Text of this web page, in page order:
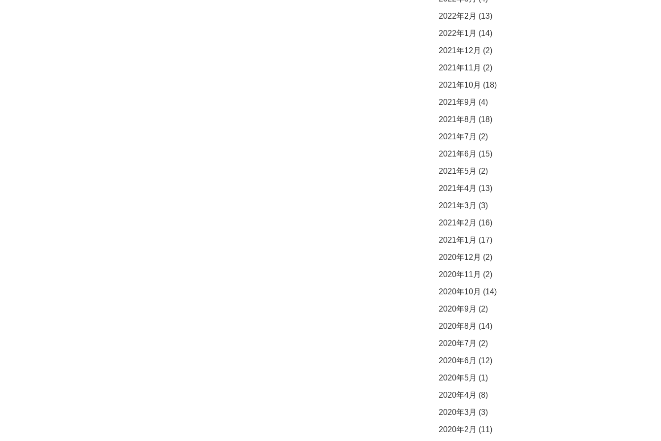
2022年2月 (13)
2022年1月 (14)
2021年12月 (2)
2021年11月 (2)
2021年10月 (18)
2021年9月 (4)
2021年8月 (18)
2021年7月 (2)
2021年6月 (15)
2021年5月 (2)
2021年4月 (13)
2021年3月 (3)
2021年2月 (16)
2021年1月 (17)
2020年12月 (2)
2020年11月 (2)
2020年10月 (14)
2020年9月 (2)
2020年8月 (14)
2020年7月 (2)
2020年6月 (12)
2020年5月 (1)
2020年4月 (8)
2020年3月 (3)
2020年2月 (11)